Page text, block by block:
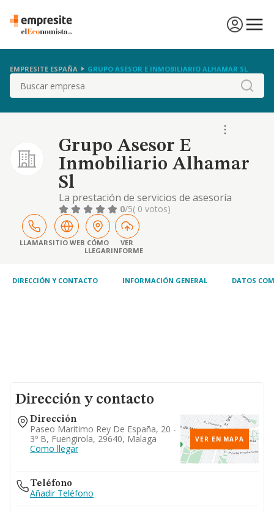
EMPRESITE ESPAÑA GRUPO ASESOR E INMOBILIARIO ALHAMAR SL
Buscar
Grupo Asesor E
Inmobiliario Alhamar
Sl
La prestación de servicios de asesoría
jurídica, fiscal, laboral y contable.
administración de fincas, intermediación en
el mercado inmobiliario, en compraventa,
arrendamientos y permutas de todo tipo de
inmuebles. construcción de todo tipo de
edificaciones.
0/5( 0 votos)
LLAMARSITIO WEB CÓMO
LLEGAR
VER
INFORME
DIRECCIÓN Y CONTACTO INFORMACIÓN GENERAL DATOS
Dirección y contacto
Dirección
Paseo Maritimo Rey De España, 20 -
3º B, Fuengirola, 29640, Malaga
Como llegar
VER EN MAPA
Teléfono
Añadir Teléfono